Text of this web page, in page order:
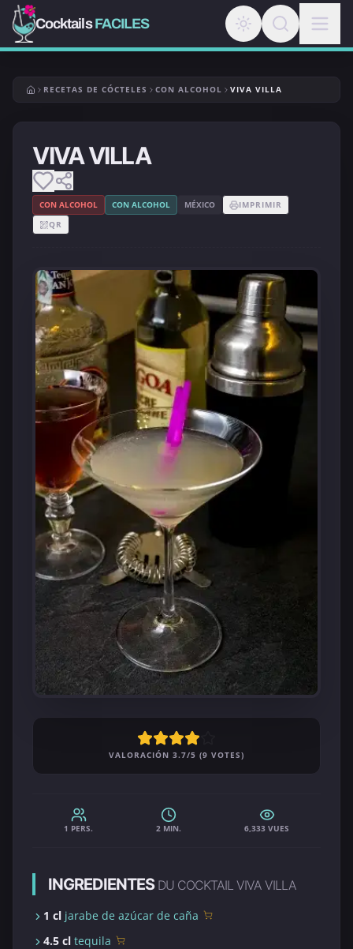
CocktailsFACILES
RECETAS DE CÓCTELES CON ALCOHOL VIVA VILLA
VIVA VILLA
CON ALCOHOL CON ALCOHOL MÉXICO
IMPRIMIR
QR
VALORACIÓN 3.7/5 (9 VOTES)
1 PERS. 2 MIN. 6,333 VUES
INGREDIENTES DU COCKTAIL VIVA VILLA
1 cl jarabe de azúcar de caña
4.5 cl tequila